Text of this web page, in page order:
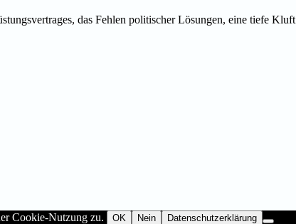
das Fehlen politischer Lösungen, eine tiefe
Cookie-Nutzung zu. OK Nein Datenschutzerklärung